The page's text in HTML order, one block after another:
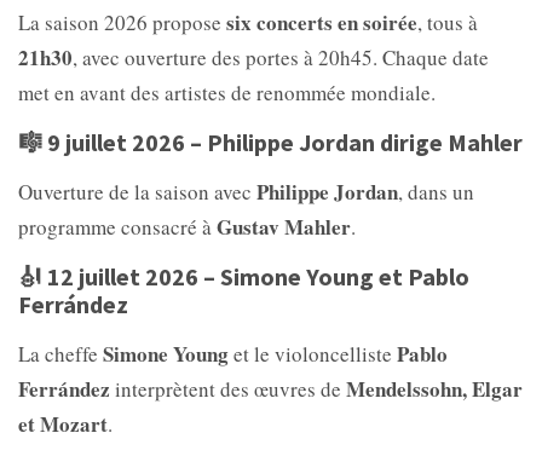
La saison 2026 propose six concerts en soirée, tous à
21h30, avec ouverture des portes à 20h45. Chaque date
met en avant des artistes de renommée mondiale.
🎼 9 juillet 2026 – Philippe Jordan dirige Mahler
Ouverture de la saison avec Philippe Jordan, dans un
programme consacré à Gustav Mahler.
🎻 12 juillet 2026 – Simone Young et Pablo
Ferrández
La cheffe Simone Younget le violoncelliste Pablo
Ferrández interprètent des œuvres de Mendelssohn, Elgar
et Mozart.